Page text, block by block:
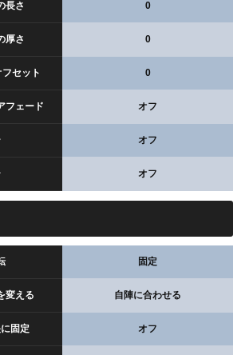
長さ 0
厚さ 0
セット 0
フェード オフ
オフ
オフ
固定
変える 自陣に合わせる
固定 オフ